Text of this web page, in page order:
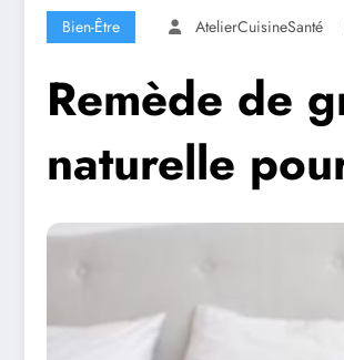
Bien-Être AtelierCuisineSanté
Remède de‌
naturelle